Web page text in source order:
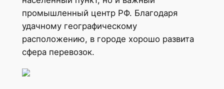
промышленный центр РФ. Благодаря
удачному географическому
расположению, в городе хорошо развита
сфера перевозок.